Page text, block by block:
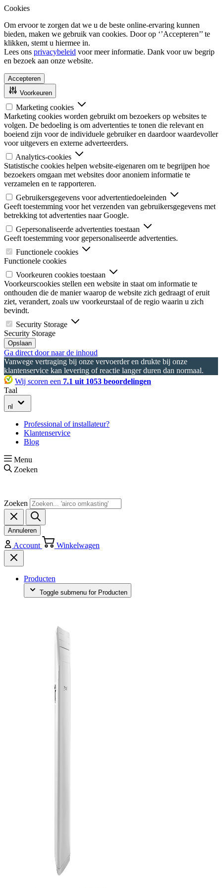
Cookies
Om ervoor te zorgen dat we u de beste online-ervaring kunnen
bieden, maken we gebruik van cookies. Door op ‘’Accepteren’’ te
klikken, stemt u hiermee in.
Lees ons privacybeleid voor meer informatie. Dank voor uw begrip
en bezoek aan onze website.
Accepteren
Voorkeuren
Marketing cookies
Marketing cookies worden gebruikt om bezoekers op websites te
volgen. De bedoeling is om advertenties te tonen die relevant en
boeiend zijn voor de individuele gebruiker en daardoor waardevoller
voor uitgevers en externe adverteerders.
Analytics-cookies
Statistische cookies helpen website-eigenaren om te begrijpen hoe
bezoekers omgaan met websites door anoniem informatie te
verzamelen en te rapporteren.
Gebruikersgegevens voor advertentiedoeleinden
Geeft toestemming voor het verzenden van gebruikersgegevens met
betrekking tot advertenties naar Google.
Gepersonaliseerde advertenties toestaan
Geeft toestemming voor gepersonaliseerde advertenties.
Functionele cookies
Functionele cookies
Voorkeuren cookies toestaan
Voorkeurscookies stellen een website in staat om informatie te
onthouden die de manier waarop de website zich gedraagt of eruit
ziet, verandert, zoals uw voorkeurstaal of de regio waarin u zich
bevindt.
Security Storage
Security Storage
Opslaan
Ga direct door naar de inhoud
Vanwege vertraging bij onze vervoerder en drukte bij onze
klantenservice kan levering of reactie langer duren dan normaal.
Wij scoren een 7.1 uit 1053 beoordelingen
Taal
nl
Professional of installateur?
Klantenservice
Blog
Menu
Zoeken
Zoeken
Annuleren
Account Winkelwagen
Producten
Toggle submenu for Producten